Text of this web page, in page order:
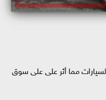
مما أثر على على سوق